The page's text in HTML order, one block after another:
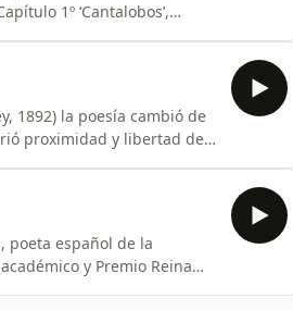
1º ‘Cantalobos’,
1892) la poesía cambió de
proximidad y libertad de
para autores
y Premio Reina